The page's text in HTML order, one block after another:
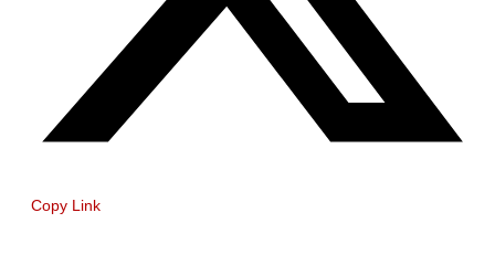
Copy Link